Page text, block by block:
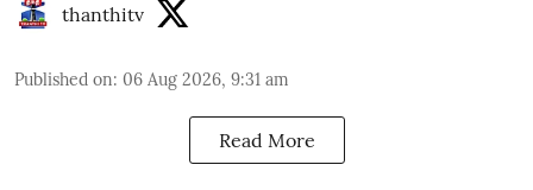
thanthitv
Published on: 06 Aug 2026, 9:31 am
Read More